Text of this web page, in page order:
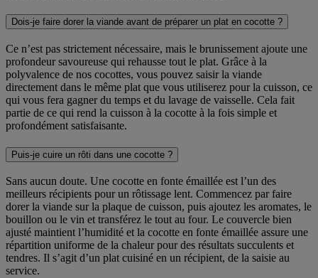
Dois-je faire dorer la viande avant de préparer un plat en cocotte ?
Ce n’est pas strictement nécessaire, mais le brunissement ajoute une
profondeur savoureuse qui rehausse tout le plat. Grâce à la
polyvalence de nos cocottes, vous pouvez saisir la viande
directement dans le même plat que vous utiliserez pour la cuisson, ce
qui vous fera gagner du temps et du lavage de vaisselle. Cela fait
partie de ce qui rend la cuisson à la cocotte à la fois simple et
profondément satisfaisante.
Puis-je cuire un rôti dans une cocotte ?
Sans aucun doute. Une cocotte en fonte émaillée est l’un des
meilleurs récipients pour un rôtissage lent. Commencez par faire
dorer la viande sur la plaque de cuisson, puis ajoutez les aromates, le
bouillon ou le vin et transférez le tout au four. Le couvercle bien
ajusté maintient l’humidité et la cocotte en fonte émaillée assure une
répartition uniforme de la chaleur pour des résultats succulents et
tendres. Il s’agit d’un plat cuisiné en un récipient, de la saisie au
service.